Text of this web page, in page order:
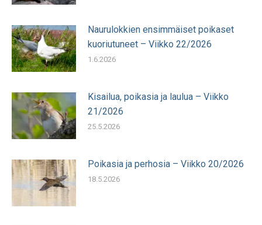
Naurulokkien ensimmäiset poikaset
kuoriutuneet – Viikko 22/2026
1.6.2026
Kisailua, poikasia ja laulua – Viikko
21/2026
25.5.2026
Poikasia ja perhosia – Viikko 20/2026
18.5.2026